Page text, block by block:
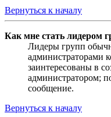
Вернуться к началу
Как мне стать лидером
Лидеры групп
администраторами
заинтересованы в
администратором;
сообщение.
Вернуться к началу